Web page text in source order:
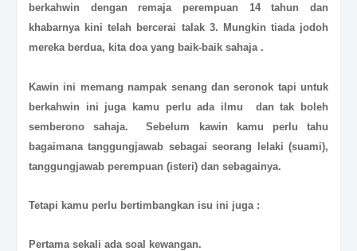
berkahwin dengan remaja perempuan 14 tahun dan
khabarnya kini telah bercerai talak 3. Mungkin tiada jodoh
mereka berdua, kita doa yang baik-baik sahaja .
Kawin ini memang nampak senang dan seronok tapi untuk
berkahwin ini juga kamu perlu ada ilmu dan tak boleh
semberono sahaja. Sebelum kawin kamu perlu tahu
bagaimana tanggungjawab sebagai seorang lelaki (suami),
tanggungjawab perempuan (isteri) dan sebagainya.
Tetapi kamu perlu bertimbangkan isu ini juga :
Pertama sekali ada soal kewangan.